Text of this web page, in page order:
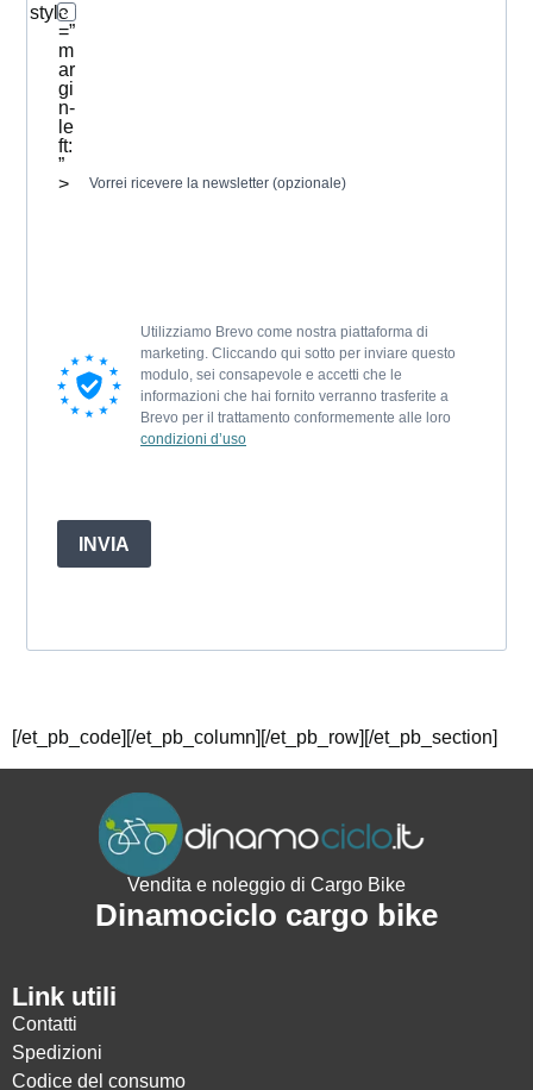
style
=”
m
ar
gi
n-
le
ft:
”
>
Vorrei ricevere la newsletter (opzionale)
Utilizziamo Brevo come nostra piattaforma di
marketing. Cliccando qui sotto per inviare questo
modulo, sei consapevole e accetti che le
informazioni che hai fornito verranno trasferite a
Brevo per il trattamento conformemente alle loro
condizioni d’uso
INVIA
[/et_pb_code][/et_pb_column][/et_pb_row][/et_pb_section]
Vendita e noleggio di Cargo Bike
Dinamociclo cargo bike
Link utili
Contatti
Spedizioni
Codice del consumo